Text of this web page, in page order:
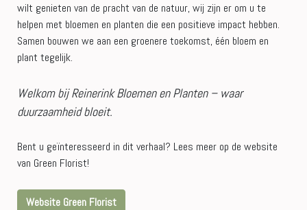
wilt genieten van de pracht van de natuur, wij zijn er om u te
helpen met bloemen en planten die een positieve impact hebben.
Samen bouwen we aan een groenere toekomst, één bloem en
plant tegelijk.
Welkom bij Reinerink Bloemen en Planten – waar
duurzaamheid bloeit.
Bent u geïnteresseerd in dit verhaal? Lees meer op de website
van Green Florist!
Website Green Florist